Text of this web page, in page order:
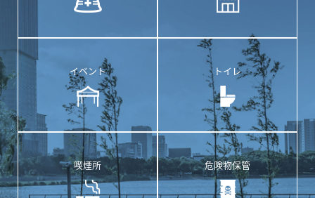
イベント トイレ
喫煙所 危険物保管